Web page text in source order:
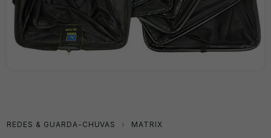
REDES & GUARDA-CHUVAS › MATRIX